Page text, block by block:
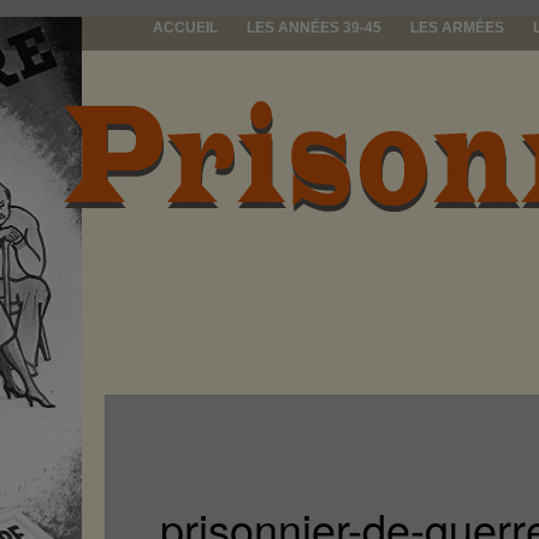
ACCUEIL LES ANNÉES 39-45 LES ARMÉES
prisonniers